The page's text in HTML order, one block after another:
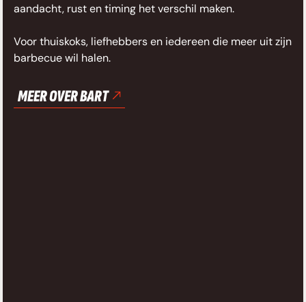
aandacht, rust en timing het verschil maken.
Voor thuiskoks, liefhebbers en iedereen die meer uit zijn
barbecue wil halen.
MEER OVER BART